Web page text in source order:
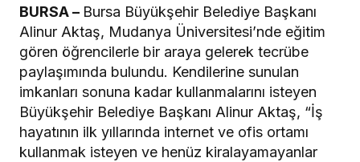
BURSA – Bursa Büyükşehir Belediye Başkanı
Alinur Aktaş, Mudanya Üniversitesi’nde eğitim
gören öğrencilerle bir araya gelerek tecrübe
paylaşımında bulundu. Kendilerine sunulan
imkanları sonuna kadar kullanmalarını isteyen
Büyükşehir Belediye Başkanı Alinur Aktaş, “İş
hayatının ilk yıllarında internet ve ofis ortamı
kullanmak isteyen ve henüz kiralayamayanlar